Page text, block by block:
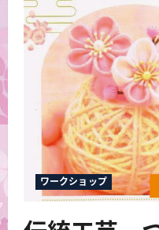
ほ
っ
こ
り
お
ひ
な
さ
ま
展
に
つ
い
て
さ
ら
に
読
ワークショップ